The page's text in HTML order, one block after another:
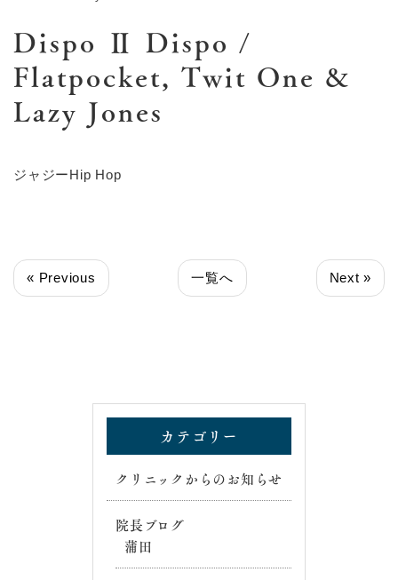
Dispo Ⅱ Dispo /
Flatpocket, Twit One &
Lazy Jones
ジャジーHip Hop
« Previous 一覧へ Next »
カテゴリー
クリニックからのお知らせ
院長ブログ
蒲田